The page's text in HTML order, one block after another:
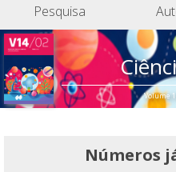
Pesquisa
Volume
Números